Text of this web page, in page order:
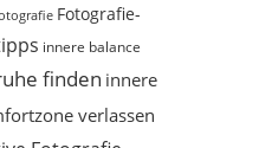
Fotografie-
innere balance
finden innere
verlassen